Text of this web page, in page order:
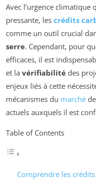
Avec l’urgence climatique
pressante, les crédits
comme un outil crucial
serre. Cependant, pour
efficaces, il est
et la vérifiabilité des
enjeux liés à cette
mécanismes du marché
actuels auxquels il est
Table of Contents
Comprendre les